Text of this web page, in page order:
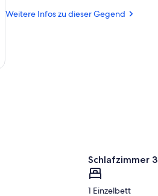
Centre
Mia
Weitere Infos zu dieser Gegend
Schlafzimmer 3
1 Einzelbett